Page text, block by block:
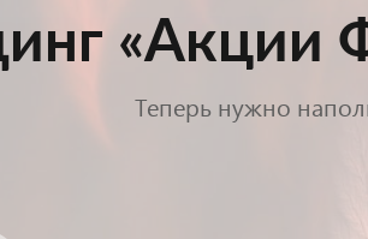
«Акции
Теперь нужно